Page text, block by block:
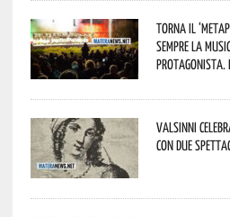
Torna il
sempre la
protagonista.
Valsinni
con due